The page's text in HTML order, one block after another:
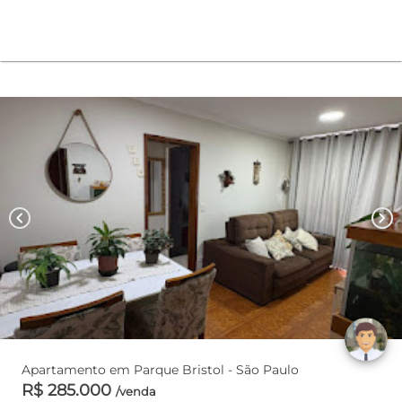
chevron_left chevron_right
Apartamento em Parque Bristol - São Paulo
R$ 285.000 /venda